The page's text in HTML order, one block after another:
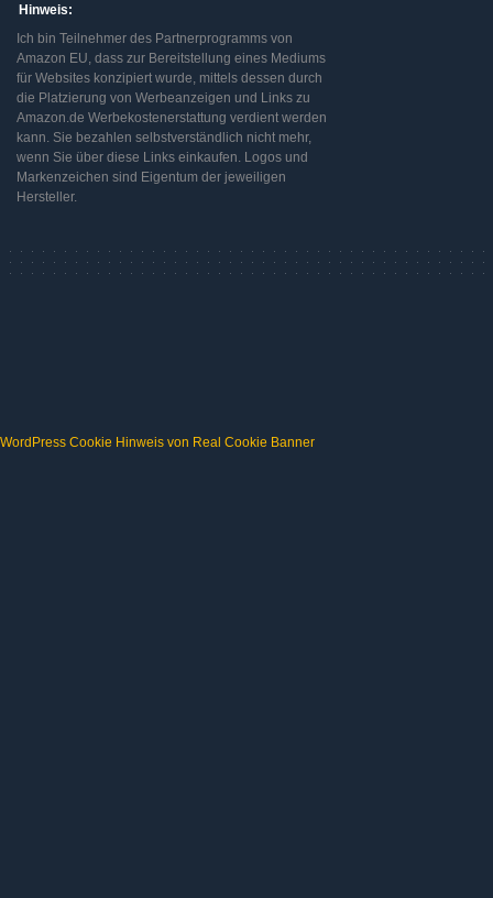
Hinweis:
Ich bin Teilnehmer des Partnerprogramms von
Amazon EU, dass zur Bereitstellung eines Mediums
für Websites konzipiert wurde, mittels dessen durch
die Platzierung von Werbeanzeigen und Links zu
Amazon.de Werbekostenerstattung verdient werden
kann. Sie bezahlen selbstverständlich nicht mehr,
wenn Sie über diese Links einkaufen. Logos und
Markenzeichen sind Eigentum der jeweiligen
Hersteller.
WordPress Cookie Hinweis von Real Cookie Banner